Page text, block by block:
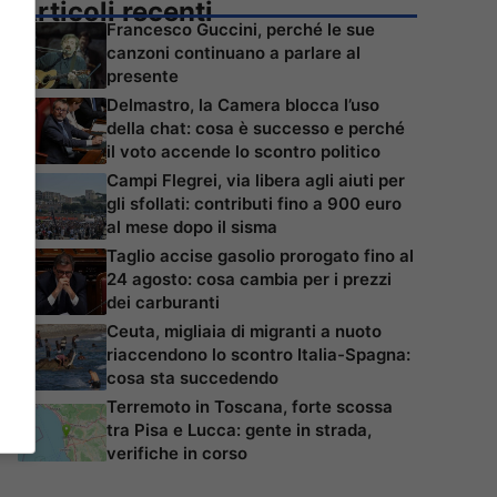
Articoli recenti
Francesco Guccini, perché le sue
canzoni continuano a parlare al
presente
Delmastro, la Camera blocca l’uso
della chat: cosa è successo e perché
il voto accende lo scontro politico
Campi Flegrei, via libera agli aiuti per
gli sfollati: contributi fino a 900 euro
al mese dopo il sisma
Taglio accise gasolio prorogato fino al
24 agosto: cosa cambia per i prezzi
dei carburanti
Ceuta, migliaia di migranti a nuoto
riaccendono lo scontro Italia-Spagna:
cosa sta succedendo
Terremoto in Toscana, forte scossa
tra Pisa e Lucca: gente in strada,
verifiche in corso